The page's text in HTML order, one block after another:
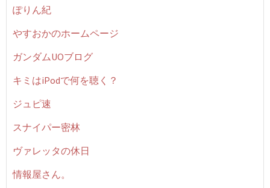
ぽりん紀
やすおかのホームページ
ガンダムUOブログ
キミはiPodで何を聴く？
ジュピ速
スナイパー密林
ヴァレッタの休日
情報屋さん。